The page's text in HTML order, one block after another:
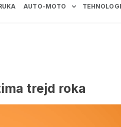
AUTO-MOTO
trejd roka